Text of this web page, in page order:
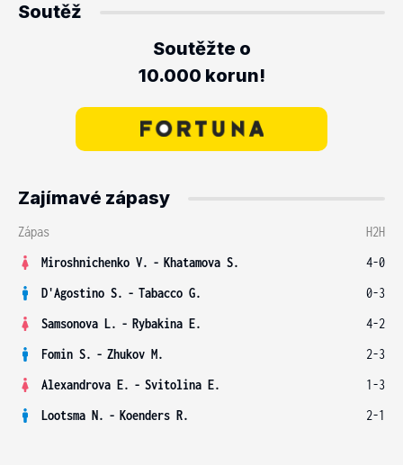
Soutěž
Soutěžte o
10.000 korun!
Zajímavé zápasy
Zápas
H2H
Miroshnichenko V. - Khatamova S.
4-0
D'Agostino S. - Tabacco G.
0-3
Samsonova L. - Rybakina E.
4-2
Fomin S. - Zhukov M.
2-3
Alexandrova E. - Svitolina E.
1-3
Lootsma N. - Koenders R. 2-1